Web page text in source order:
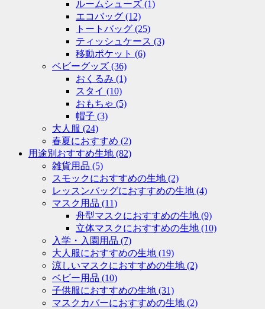
ルームシューズ (1)
エコバッグ (12)
トートバッグ (25)
ティッシュケース (3)
移動ポケット (6)
ベビーグッズ (36)
おくるみ (1)
スタイ (10)
おもちゃ (5)
帽子 (3)
大人服 (24)
春夏におすすめ (2)
用途別おすすめ生地 (82)
雑貨用品 (5)
スモックにおすすめの生地 (2)
レッスンバッグにおすすめの生地 (4)
マスク用品 (11)
舟型マスクにおすすめの生地 (9)
立体マスクにおすすめの生地 (10)
入学・入園用品 (7)
大人服におすすめの生地 (19)
涼しいマスクにおすすめの生地 (2)
ベビー用品 (10)
子供服におすすめの生地 (31)
マスクカバーにおすすめの生地 (2)